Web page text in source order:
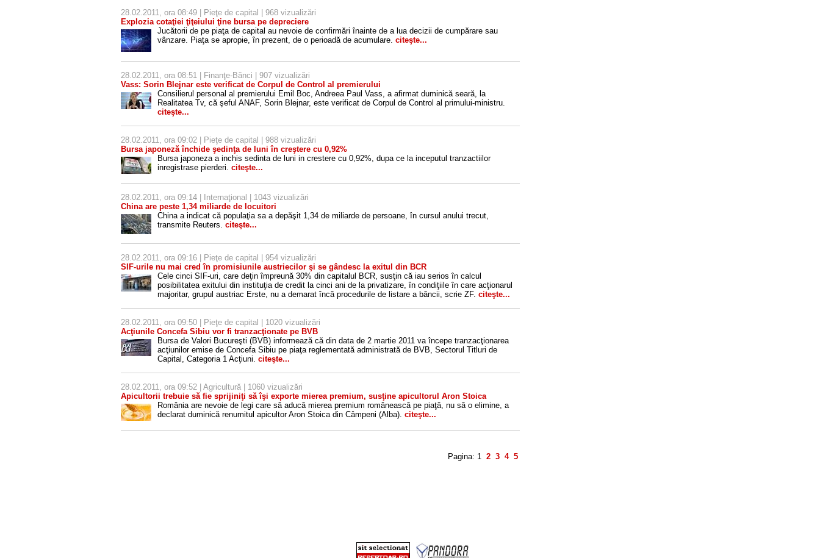
28.02.2011, ora 08:49 | Pieţe de capital
| 968 vizualizări
Explozia cotaţiei ţiţeiului ţine bursa pe depreciere
Jucătorii de pe piaţa de capital au nevoie de confirmări înainte de a lua decizii de cumpărare sau
vânzare. Piaţa se apropie, în prezent, de o perioadă de acumulare. citeşte...
28.02.2011, ora 08:51 | Finanţe-Bănci | 907 vizualizări
Vass: Sorin Blejnar este verificat de Corpul de Control al premierului
Consilierul personal al premierului Emil Boc, Andreea Paul Vass, a afirmat duminică seară, la
Realitatea Tv, că şeful ANAF, Sorin Blejnar, este verificat de Corpul de Control al primului-ministru.
citeşte...
28.02.2011, ora 09:02 | Pieţe de capital
| 988 vizualizări
Bursa japoneză închide şedinţa de luni în creştere cu 0,92%
Bursa japoneza a inchis sedinta de luni in crestere cu 0,92%, dupa ce la inceputul tranzactiilor
inregistrase pierderi. citeşte...
28.02.2011, ora 09:14 | Internaţional
| 1043 vizualizări
China are peste 1,34 miliarde de locuitori
China a indicat că populaţia sa a depăşit 1,34 de miliarde de persoane, în cursul anului trecut,
transmite Reuters. citeşte...
28.02.2011, ora 09:16 | Pieţe de capital
| 954 vizualizări
SIF-urile nu mai cred în promisiunile austriecilor şi se gândesc la exitul din BCR
Cele cinci SIF-uri, care deţin împreună 30% din capitalul BCR, susţin că iau serios în calcul
posibilitatea exitului din instituţia de credit la cinci ani de la privatizare, în condiţiile în care acţionarul
majoritar, grupul austriac Erste, nu a demarat încă procedurile de listare a băncii, scrie ZF. citeşte...
28.02.2011, ora 09:50 | Pieţe de capital
| 1020 vizualizări
Acţiunile Concefa Sibiu vor fi tranzacţionate pe BVB
Bursa de Valori Bucureşti (BVB) informează că din data de 2 martie 2011 va începe tranzacţionarea
acţiunilor emise de Concefa Sibiu pe piaţa reglementată administrată de BVB, Sectorul Titluri de
Capital, Categoria 1 Acţiuni. citeşte...
28.02.2011, ora 09:52 | Agricultură | 1060 vizualizări
Apicultorii trebuie să fie sprijiniţi să îşi exporte mierea premium, susţine apicultorul Aron Stoica
România are nevoie de legi care să aducă mierea premium românească pe piaţă, nu să o elimine, a
declarat duminică renumitul apicultor Aron Stoica din Câmpeni (Alba). citeşte...
Pagina: 1 2 3 4 5